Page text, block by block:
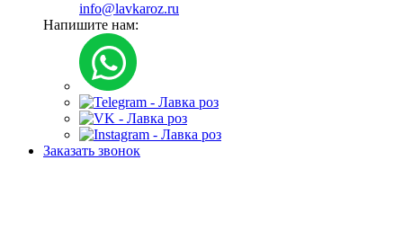
info@lavkaroz.ru
Напишите нам:
Заказать звонок